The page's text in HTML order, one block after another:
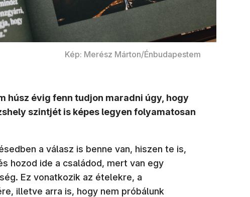
Kép: Merész Márton/Énbudapestem
húsz évig fenn tudjon maradni úgy, hogy
szintjét is képes legyen folyamatosan
a válasz is benne van, hiszen te is,
hozod ide a családod, mert van egy
Ez vonatkozik az ételekre, a
illetve arra is, hogy nem próbálunk